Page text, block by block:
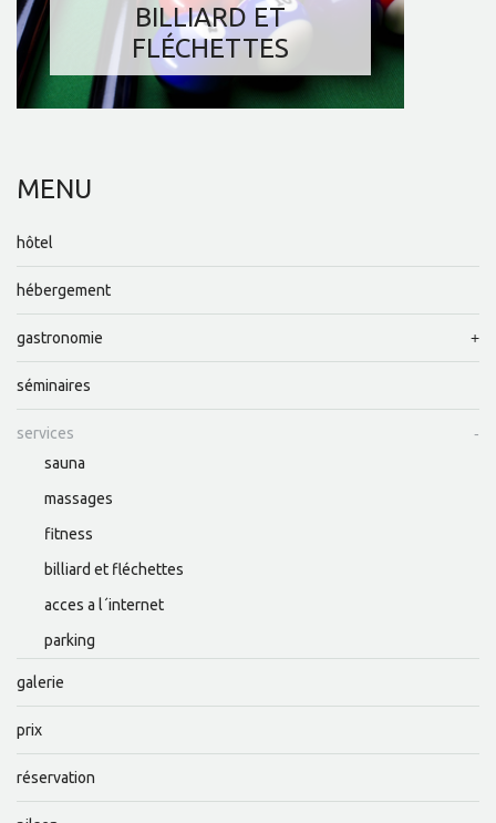
BILLIARD ET
FLÉCHETTES
MENU
hôtel
hébergement
gastronomie
séminaires
services
sauna
massages
fitness
billiard et fléchettes
acces a l´internet
parking
galerie
prix
réservation